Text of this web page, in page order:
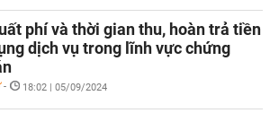
phí và thời gian thu, hoàn trả tiền
dịch vụ trong lĩnh vực chứng
- 18:02 | 05/09/2024